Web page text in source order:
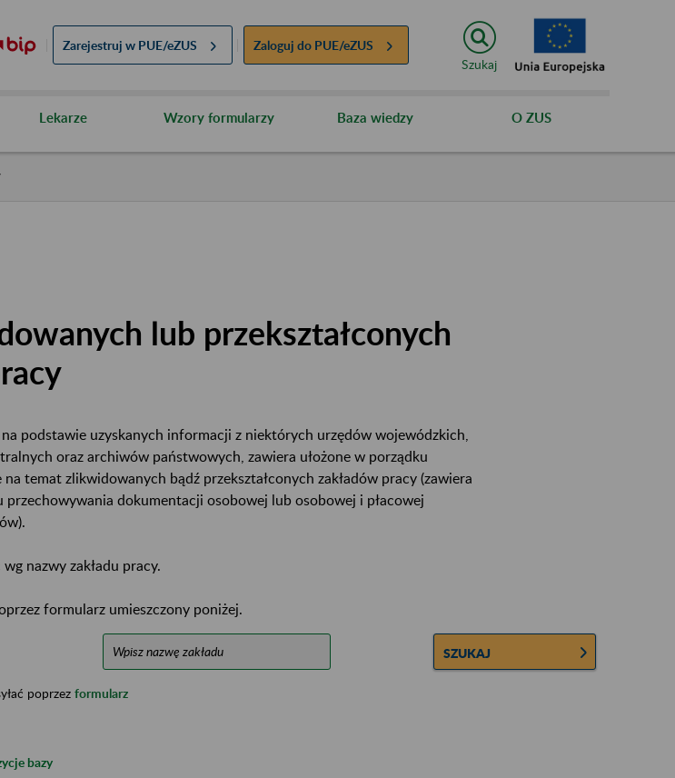
Zarejestruj w PUE/eZUS Zaloguj do PUE/eZUS
Szukaj
Lekarze Wzory formularzy Baza wiedzy O ZUS
lub przekształconych
na podstawie uzyskanych informacji z niektórych urzędów wojewódzkich,
oraz archiwów państwowych, zawiera ułożone w porządku
temat zlikwidowanych bądź przekształconych zakładów pracy (zawiera
przechowywania dokumentacji osobowej lub osobowej i płacowej
nazwy zakładu pracy.
formularz umieszczony poniżej.
SZUKAJ
poprzez formularz
bazy